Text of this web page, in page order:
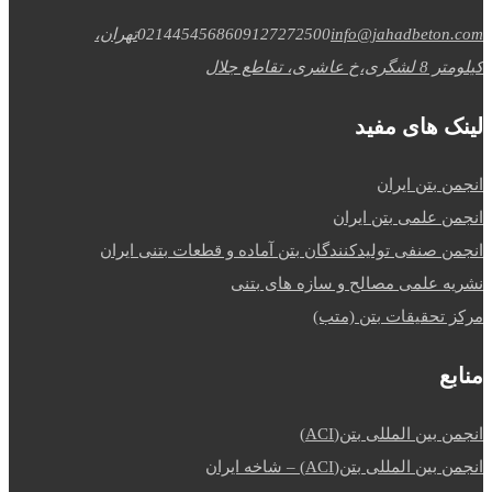
0214454568609127272500info@jahadbeton.com
تهران،
کیلومتر 8 لشگری،خ عاشری، تقاطع جلال
لینک های مفید
انجمن بتن ایران
انجمن علمی بتن ایران
انجمن صنفی تولیدکنندگان بتن آماده و قطعات بتنی ایران
نشریه علمی مصالح و سازه های بتنی
مرکز تحقیقات بتن (متب)
منابع
انجمن بین المللی بتن(ACI)
انجمن بین المللی بتن(ACI) – شاخه ایران